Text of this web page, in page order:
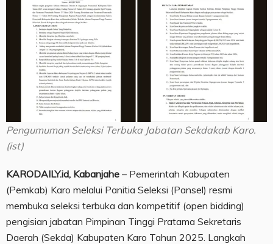
Pengumuman Seleksi Terbuka Jabatan Sekdakab Karo.
(ist)
KARODAILY.id, Kabanjahe – Pemerintah Kabupaten
(Pemkab) Karo melalui Panitia Seleksi (Pansel) resmi
membuka seleksi terbuka dan kompetitif (open bidding)
pengisian jabatan Pimpinan Tinggi Pratama Sekretaris
Daerah (Sekda) Kabupaten Karo Tahun 2025. Langkah